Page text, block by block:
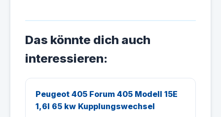
Das könnte dich auch
interessieren:
Peugeot 405 Forum 405 Modell 15E
1,6l 65 kw Kupplungswechsel